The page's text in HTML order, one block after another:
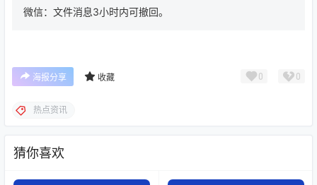
微信：文件消息3小时内可撤回。
海报分享 收藏 0 0
热点资讯
猜你喜欢